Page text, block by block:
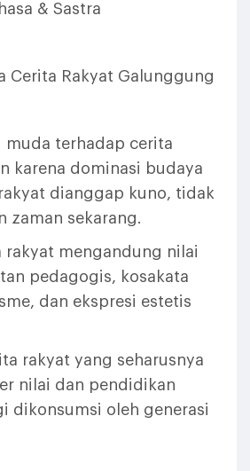
& Sastra
Cerita Rakyat Galunggung
muda terhadap cerita
karena dominasi budaya
dianggap kuno, tidak
zaman sekarang.
rakyat mengandung nilai
pedagogis, kosakata
dan ekspresi estetis
rakyat yang seharusnya
nilai dan pendidikan
dikonsumsi oleh generasi